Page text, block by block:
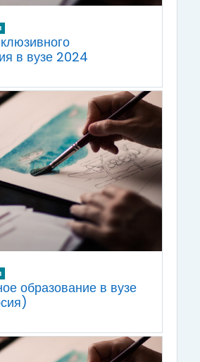
в вузе 2024
образование в вузе